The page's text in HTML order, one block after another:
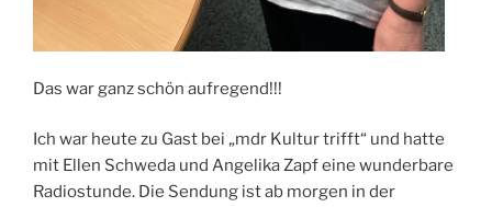
Das war ganz schön aufregend!!!
Ich war heute zu Gast bei „mdr Kultur trifft“ und hatte
mit Ellen Schweda und Angelika Zapf eine wunderbare
Radiostunde. Die Sendung ist ab morgen in der